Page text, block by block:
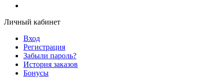
Личный кабинет
Вход
Регистрация
Забыли пароль?
История заказов
Бонусы